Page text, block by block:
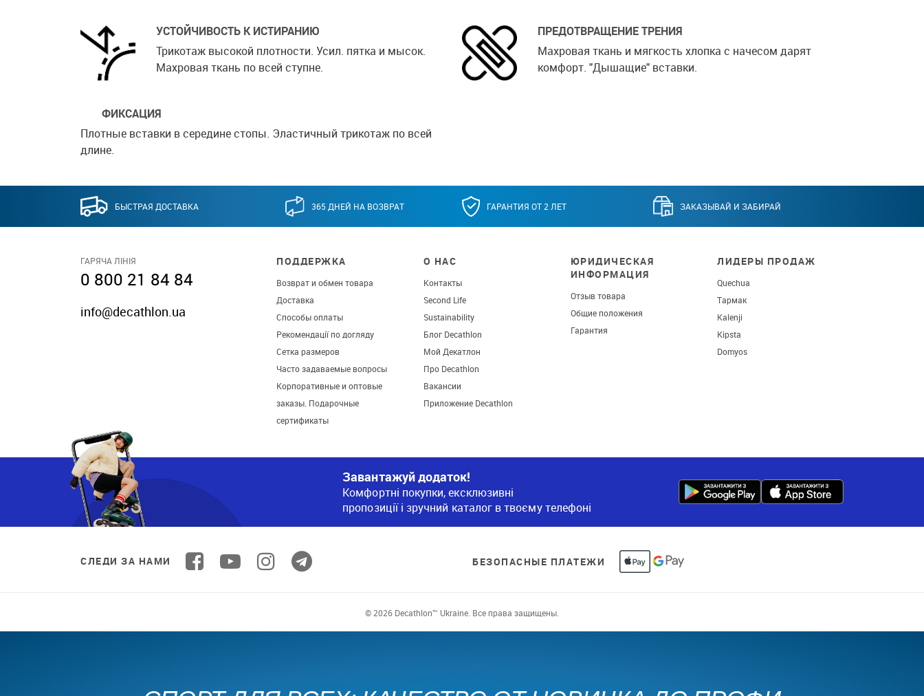
УСТОЙЧИВОСТЬ К ИСТИРАНИЮ
Трикотаж высокой плотности. Усил. пятка и мысок.
Махровая ткань по всей ступне.
ПРЕДОТВРАЩЕНИЕ ТРЕНИЯ
Махровая ткань и мягкость хлопка с начесом дарят
комфорт. "Дышащие" вставки.
ФИКСАЦИЯ
Плотные вставки в середине стопы. Эластичный трикотаж по всей
длине.
БЫСТРАЯ ДОСТАВКА 365 ДНЕЙ НА ВОЗВРАТ ГАРАНТИЯ ОТ 2 ЛЕТ ЗАКАЗЫВАЙ И ЗАБИРАЙ
ГАРЯЧА ЛІНІЯ
0 800 21 84 84
info@decathlon.ua
ПОДДЕРЖКА
Возврат и обмен товара
Доставка
Способы оплаты
Рекомендації по догляду
Сетка размеров
Часто задаваемые вопросы
Корпоративные и оптовые
заказы. Подарочные
сертификаты
О НАС
Контакты
Second Life
Sustainability
Блог Decathlon
Мой Декатлон
Про Decathlon
Вакансии
Приложение Decathlon
ЮРИДИЧЕСКАЯ
ИНФОРМАЦИЯ
Отзыв товара
Общие положения
Гарантия
ЛИДЕРЫ ПРОДАЖ
Quechua
Тармак
Kalenji
Kipsta
Domyos
Завантажуй додаток!
Комфортні покупки, ексклюзивні
пропозиції і зручний каталог в твоєму телефоні
СЛЕДИ ЗА НАМИ БЕЗОПАСНЫЕ ПЛАТЕЖИ
© 2026 Decathlon™ Ukraine. Все права защищены.